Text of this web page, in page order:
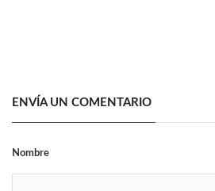
ENVÍA UN COMENTARIO
Nombre